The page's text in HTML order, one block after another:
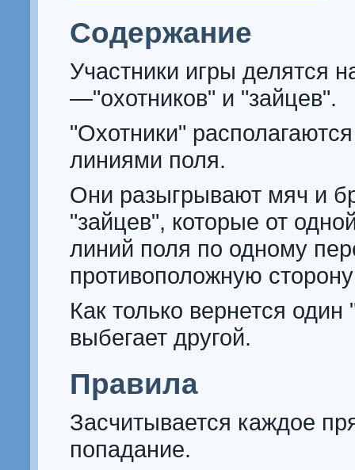
Содержание
Участники игры делятся
—"охотников" и "зайцев".
"Охотники"
линиями поля.
Они разыгрывают мяч и
"зайцев", которые от
линий поля по одному
противоположную
Как только вернется один
выбегает другой.
Правила
Засчитывается каждое
попадание.